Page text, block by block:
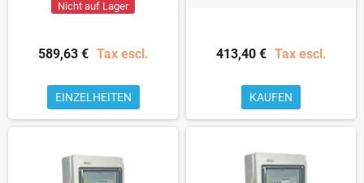
Nicht auf Lager
589,63 € Tax escl.
EINZELHEITEN
413,40 € Tax escl.
KAUFEN